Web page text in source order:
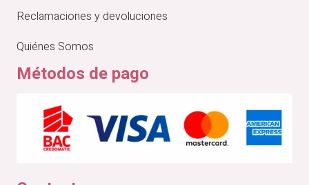
Reclamaciones y devoluciones
Quiénes Somos
Métodos de pago